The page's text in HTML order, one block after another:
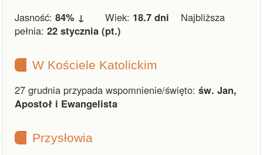
Jasność: 84% ↓ Wiek: 18.7 dni Najbliższa
pełnia: 22 stycznia (pt.)
W Kościele Katolickim
27 grudnia przypada wspomnienie/święto: św. Jan,
Apostoł i Ewangelista
Przysłowia